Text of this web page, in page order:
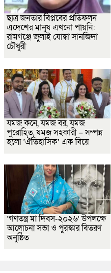
ছাত্র জনতার বিপ্লবের প্রতিফলন
এদেশের মানুষ এখনো পায়নি:
রামগঞ্জে জুলাই যোদ্ধা সানজিদা
চৌধুরী
যমজ কনে, যমজ বর, যমজ
পুরোহিত, যমজ সহকারী – সম্পন্ন
হলো ‘ঐতিহাসিক’ এক বিয়ে
‘গণতন্ত্র মা দিবস-২০২৬’ উপলক্ষে
আলোচনা সভা ও পুরস্কার বিতরণ
অনুষ্ঠিত